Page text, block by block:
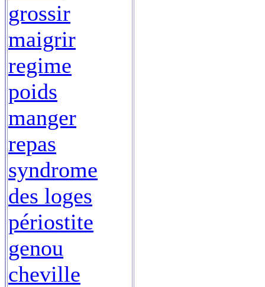
grossir
maigrir
regime
poids
manger
repas
syndrome
des loges
périostite
genou
cheville